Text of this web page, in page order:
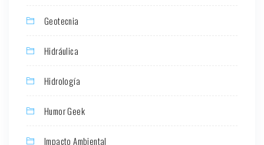
Geotecnia
Hidráulica
Hidrología
Humor Geek
Impacto Ambiental